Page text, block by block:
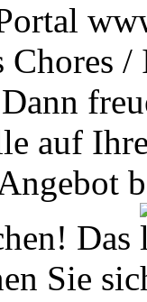
Chores
auf
Das
Sie